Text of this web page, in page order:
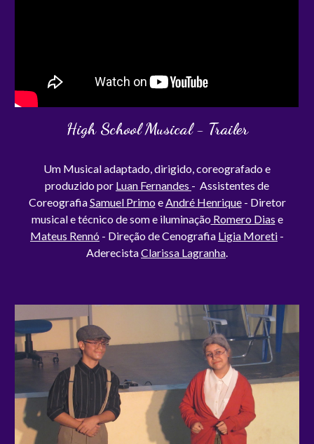
High School Musical - Trailer
Um Musical adaptado, dirigido, coreografado e
produzido por Luan Fernandes - Assistentes de
CoreografiaSamuel PrimoeAndré Henrique- Diretor
musical e técnico de som e iluminaçãoRomero Dias e
Mateus Rennó - Direção de Cenografia Ligia Moreti -
AderecistaClarissa Lagranha.